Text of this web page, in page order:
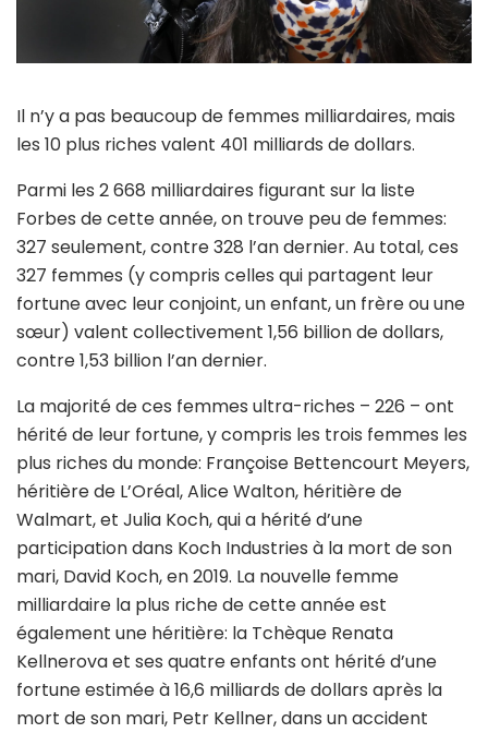
Il n’y a pas beaucoup de femmes milliardaires, mais
les 10 plus riches valent 401 milliards de dollars.
Parmi les 2 668 milliardaires figurant sur la liste
Forbes de cette année, on trouve peu de femmes:
327 seulement, contre 328 l’an dernier. Au total, ces
327 femmes (y compris celles qui partagent leur
fortune avec leur conjoint, un enfant, un frère ou une
sœur) valent collectivement 1,56 billion de dollars,
contre 1,53 billion l’an dernier.
La majorité de ces femmes ultra-riches – 226 – ont
hérité de leur fortune, y compris les trois femmes les
plus riches du monde: Françoise Bettencourt Meyers,
héritière de L’Oréal, Alice Walton, héritière de
Walmart, et Julia Koch, qui a hérité d’une
participation dans Koch Industries à la mort de son
mari, David Koch, en 2019. La nouvelle femme
milliardaire la plus riche de cette année est
également une héritière: la Tchèque Renata
Kellnerova et ses quatre enfants ont hérité d’une
fortune estimée à 16,6 milliards de dollars après la
mort de son mari, Petr Kellner, dans un accident